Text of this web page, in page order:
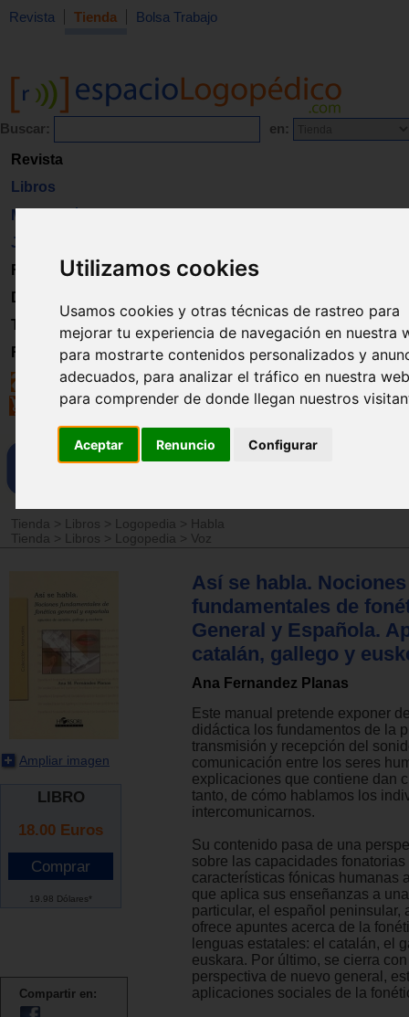
Utilizamos cookies
Usamos cookies y otras técnicas de rastreo para
mejorar tu experiencia de navegación en nuestra
para mostrarte contenidos personalizados y
adecuados, para analizar el tráfico en nuestra
para comprender de donde llegan nuestros
Aceptar Renuncio Configurar
Revista Tienda Bolsa Trabajo
Buscar: en:
Revista
Libros
Material
Juguetes
Formación
Directorio
Trabajo
Registro
Tienda > Libros > Logopedia > Habla
Tienda
> Libros > Logopedia > Voz
Ampliar imagen
LIBRO
18.00 Euros
19.98 Dólares*
Compartir en:
Así se habla. Nociones
fundamentales de
General y Española.
catalán, gallego y
Ana Fernandez Planas
Este manual pretende exponer
didáctica los fundamentos de la
transmisión y recepción del
comunicación entre los seres
explicaciones que contiene dan
tanto, de cómo hablamos los
intercomunicarnos.
Su contenido pasa de una
sobre las capacidades fonatorias
características fónicas humanas
que aplica sus enseñanzas a
particular, el español peninsular,
ofrece apuntes acerca de la
lenguas estatales: el catalán, el
euskara. Por último, se cierra
perspectiva de nuevo general,
aplicaciones sociales de la